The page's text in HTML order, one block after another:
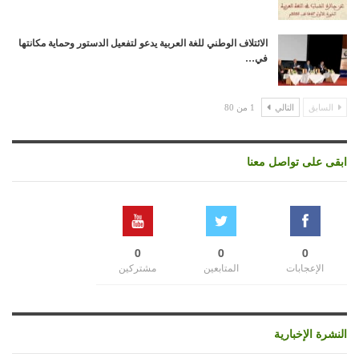
الائتلاف الوطني للغة العربية يدعو لتفعيل الدستور وحماية مكانتها
في…
السابق التالي 1 من 80
ابقى على تواصل معنا
0
الإعجابات
0
المتابعين
0
مشتركين
النشرة الإخبارية